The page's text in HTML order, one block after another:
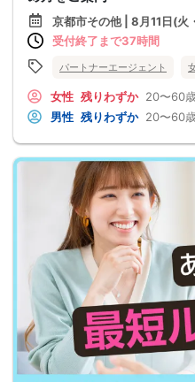
京都市その他 | 8月11日(
受付終了まで37時間
パートナーエージェント
女性 残りわずか 20〜60
男性 残りわずか 20〜60